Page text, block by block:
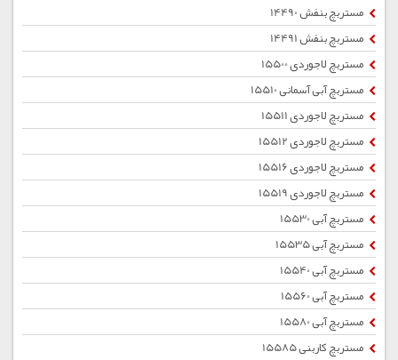
مستربچ بنفش 14490
مستربچ بنفش 14491
مستربچ لاجوردی 15500
مستربچ آبی آسمانی 15510
مستربچ لاجوردی 15511
مستربچ لاجوردی 15512
مستربچ لاجوردی 15516
مستربچ لاجوردی 15519
مستربچ آبی 15530
مستربچ آبی 15535
مستربچ آبی 15540
مستربچ آبی 15560
مستربچ آبی 15580
مستربچ کاربنی 15585